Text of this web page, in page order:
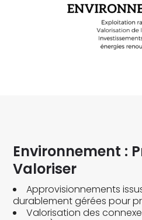
Environnement :
Valoriser
Approvisionnements
durablement gérées pour
Valorisation des